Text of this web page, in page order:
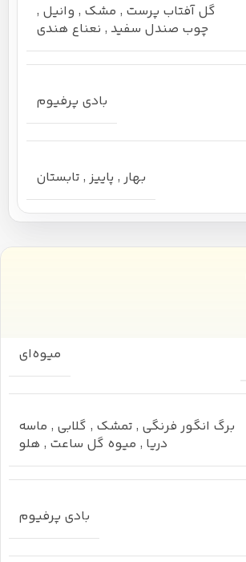
گل آفتاب پرست , مشک , وانیل ,
چوب صندل سفید , نعناع هندی
بادی پرفیوم
بهار , پاییز , تابستان
میوه‌ای
برگ انگور فرنگی , تمشک , گلابی , ماسه
دریا , میوه گل ساعت , هلو
بادی پرفیوم